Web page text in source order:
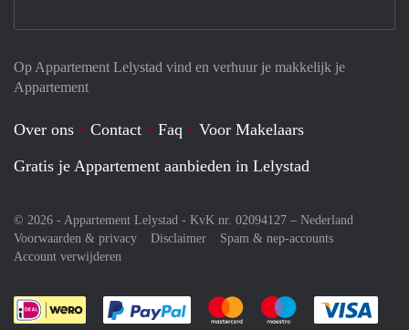
Op Appartement Lelystad vind en verhuur je makkelijk je
Appartement
Over ons Contact Faq
Voor Makelaars
Gratis je Appartement aanbieden in Lelystad
© 2026 - Appartement Lelystad - KvK nr. 02094127 – Nederland
Voorwaarden & privacy
Disclaimer
Spam & nep-accounts
Account verwijderen
Je rekent gemakkelijk af met Paypal
Je rekent gemakkelijk af met
Je rekent